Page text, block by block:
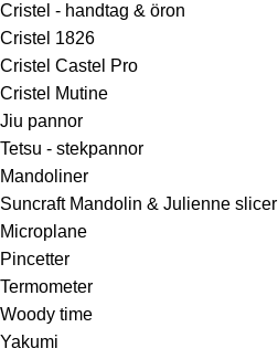
Cristel - handtag & öron
Cristel 1826
Cristel Castel Pro
Cristel Mutine
Jiu pannor
Tetsu - stekpannor
Mandoliner
Suncraft Mandolin & Julienne slicer
Microplane
Pincetter
Termometer
Woody time
Yakumi